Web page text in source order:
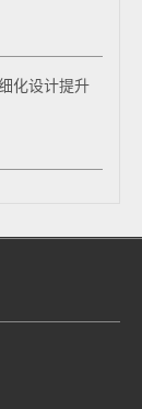
化设计提升